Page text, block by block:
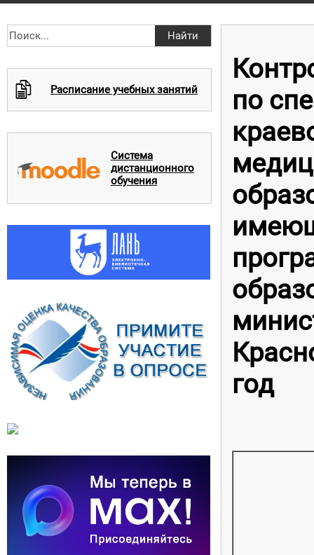
c Расписание учебных занятий
Система
дистанционного
обучения
по
год